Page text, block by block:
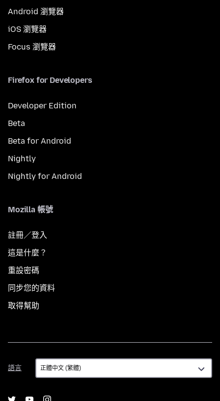
Android 瀏覽器
iOS 瀏覽器
Focus 瀏覽器
Firefox for Developers
Developer Edition
Beta
Beta for Android
Nightly
Nightly for Android
Mozilla 帳號
註冊／登入
這是什麼？
重設密碼
同步您的資料
取得幫助
語言
語
言